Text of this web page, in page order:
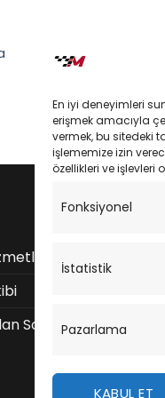
En iyi deneyimleri
erişmek amacıyla
vermek, bu sitedeki
işlememize izin
özellikleri ve işlevleri
Fonksiyonel
İstatistik
Pazarlama
KABUL ET
Sym Joymax 250
Hiflo Hfa5107
fiyat:
₺800.00.
SEPETE EKLE
Sorular